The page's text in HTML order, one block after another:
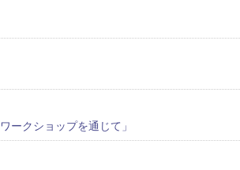
ークショップを通じて」